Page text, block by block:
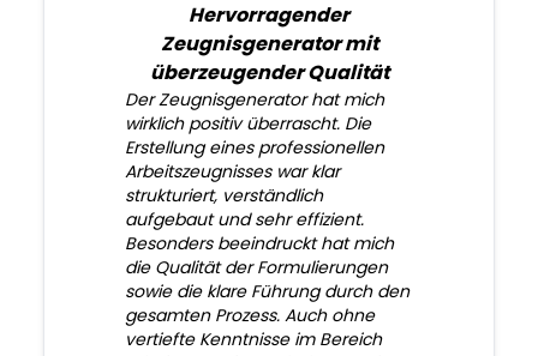
Hervorragender
Zeugnisgenerator mit
überzeugender Qualität
Der Zeugnisgenerator hat mich
wirklich positiv überrascht. Die
Erstellung eines professionellen
Arbeitszeugnisses war klar
strukturiert, verständlich
aufgebaut und sehr effizient.
Besonders beeindruckt hat mich
die Qualität der Formulierungen
sowie die klare Führung durch den
gesamten Prozess. Auch ohne
vertiefte Kenntnisse im Bereich